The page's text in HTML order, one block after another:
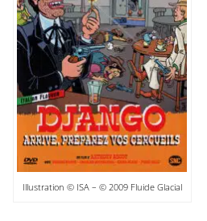
Illustration © ISA – © 2009 Fluide Glacial